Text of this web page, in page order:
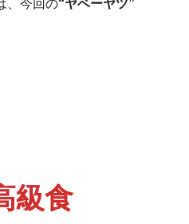
、今回の“ヤベーヤツ”
級食